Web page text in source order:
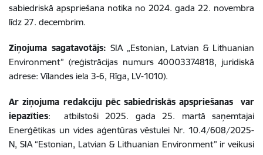
sabiedriskā apspriešana notika no 2024. gada 22. novembra
līdz 27. decembrim.
Ziņojuma sagatavotājs: SIA „Estonian, Latvian & Lithuanian
Environment” (reģistrācijas numurs 40003374818, juridiskā
adrese: Vīlandes iela 3-6, Rīga, LV-1010).
Ar ziņojuma redakciju pēc sabiedriskās apspriešanas var
iepazīties: atbilstoši 2025. gada 25. martā saņemtajai
Enerģētikas un vides aģentūras vēstulei Nr. 10.4/608/2025-
N, SIA “Estonian, Latvian & Lithuanian Environment” ir veikusi